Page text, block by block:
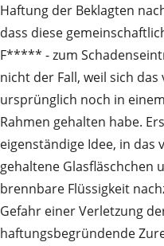
Haftung der Beklagten
dass diese
F***** - zum
nicht der Fall, weil sich
ursprünglich noch in
Rahmen gehalten habe.
eigenständige Idee, in das
gehaltene Glasfläschchen
brennbare Flüssigkeit
Gefahr einer Verletzung
haftungsbegründende